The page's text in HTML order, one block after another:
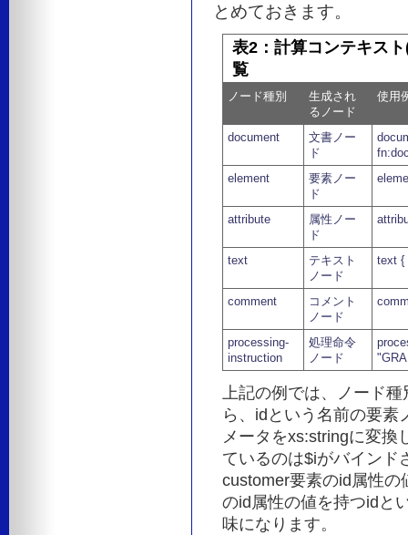
とめておきます。
表2：計算コンテキス
覧
ノード種別
生成され
るノード
使用
document
文書ノー
ド
element
要素ノー
ド
attribute
属性ノー
ド
text
テキスト
ノード
text {
comment
コメント
ノード
processing-
instruction
処理命令
ノード
上記の例では、ノード
ら、idという名前の要素
メータをxs:stringに変換
ているのは$iがバインド
customer要素のid属性の
のid属性の値を持つidと
味になります。